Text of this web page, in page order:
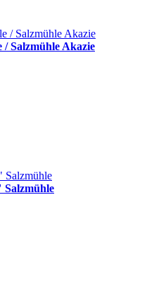
Salzmühle Akazie